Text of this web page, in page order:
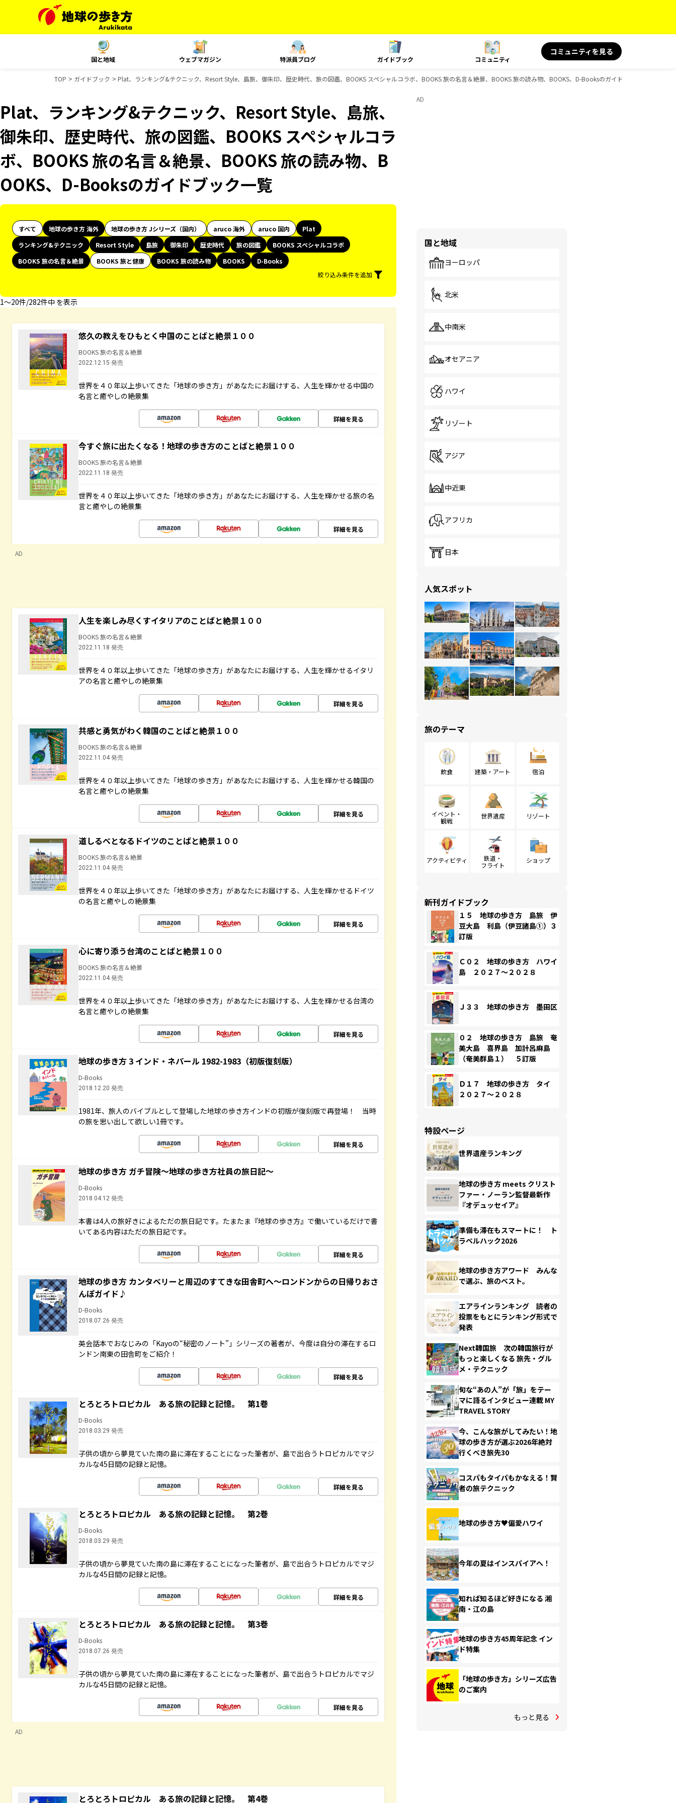
国と地域 ウェブマガジン 特派員ブログ ガイドブック コミュニティ
コミュニティを見る
TOP ガイドブック Plat、ランキング&テクニック、Resort Style、島旅、御朱印、歴史時代、旅の図鑑、BOOKS スペシャルコラボ、BOOKS 旅の名言＆絶景、BOOKS 旅の読み物、BOOKS、D-Booksのガイドブック一覧
Plat、ランキング&テクニック、Resort Style、島旅、
御朱印、歴史時代、旅の図鑑、BOOKS スペシャルコラ
ボ、BOOKS 旅の名言＆絶景、BOOKS 旅の読み物、B
OOKS、D-Booksのガイドブック一覧
すべて 地球の歩き方 海外 地球の歩き方 Jシリーズ（国内） aruco 海外 aruco 国内
Plat
ランキング&テクニック
Resort Style 島旅 御朱印 歴史時代 旅の図鑑
BOOKS スペシャルコラボ
BOOKS 旅の名言＆絶景
BOOKS 旅と健康 BOOKS 旅の読み物 BOOKS
D-Books
絞り込み条件を追加
1〜20件/282件中 を表示
悠久の教えをひもとく中国のことばと絶景１００
BOOKS 旅の名言＆絶景
2022.12.15 発売
世界を４０年以上歩いてきた「地球の歩き方」があなたにお届けする、人生を輝かせる中国の
名言と癒やしの絶景集
詳細を見る
今すぐ旅に出たくなる！地球の歩き方のことばと絶景１００
BOOKS 旅の名言＆絶景
2022.11.18 発売
世界を４０年以上歩いてきた「地球の歩き方」があなたにお届けする、人生を輝かせる旅の名
言と癒やしの絶景集
詳細を見る
AD
人生を楽しみ尽くすイタリアのことばと絶景１００
BOOKS 旅の名言＆絶景
2022.11.18 発売
世界を４０年以上歩いてきた「地球の歩き方」があなたにお届けする、人生を輝かせるイタリ
アの名言と癒やしの絶景集
詳細を見る
共感と勇気がわく韓国のことばと絶景１００
BOOKS 旅の名言＆絶景
2022.11.04 発売
世界を４０年以上歩いてきた「地球の歩き方」があなたにお届けする、人生を輝かせる韓国の
名言と癒やしの絶景集
詳細を見る
道しるべとなるドイツのことばと絶景１００
BOOKS 旅の名言＆絶景
2022.11.04 発売
世界を４０年以上歩いてきた「地球の歩き方」があなたにお届けする、人生を輝かせるドイツ
の名言と癒やしの絶景集
詳細を見る
心に寄り添う台湾のことばと絶景１００
BOOKS 旅の名言＆絶景
2022.11.04 発売
世界を４０年以上歩いてきた「地球の歩き方」があなたにお届けする、人生を輝かせる台湾の
名言と癒やしの絶景集
詳細を見る
地球の歩き方 3 インド・ネパール 1982-1983（初版復刻版）
D-Books
2018.12.20 発売
1981年、旅人のバイブルとして登場した地球の歩き方インドの初版が復刻版で再登場！ 当時
の旅を思い出して欲しい1冊です。
詳細を見る
地球の歩き方 ガチ冒険～地球の歩き方社員の旅日記～
D-Books
2018.04.12 発売
本書は4人の旅好きによるただの旅日記です。たまたま『地球の歩き方』で働いているだけで書
いてある内容はただの旅日記です。
詳細を見る
地球の歩き方 カンタベリーと周辺のすてきな田舎町へ～ロンドンからの日帰りおさ
んぽガイド♪
D-Books
2018.07.26 発売
英会話本でおなじみの「Kayoの“秘密のノート”」シリーズの著者が、今度は自分の滞在するロ
ンドン南東の田舎町をご紹介！
詳細を見る
とろとろトロピカル ある旅の記録と記憶。 第1巻
D-Books
2018.03.29 発売
子供の頃から夢見ていた南の島に滞在することになった筆者が、島で出合うトロピカルでマジ
カルな45日間の記録と記憶。
詳細を見る
とろとろトロピカル ある旅の記録と記憶。 第2巻
D-Books
2018.03.29 発売
子供の頃から夢見ていた南の島に滞在することになった筆者が、島で出合うトロピカルでマジ
カルな45日間の記録と記憶。
詳細を見る
とろとろトロピカル ある旅の記録と記憶。 第3巻
D-Books
2018.07.26 発売
子供の頃から夢見ていた南の島に滞在することになった筆者が、島で出合うトロピカルでマジ
カルな45日間の記録と記憶。
詳細を見る
AD
とろとろトロピカル ある旅の記録と記憶。 第4巻
AD
国と地域
ヨーロッパ
北米
中南米
オセアニア
ハワイ
リゾート
アジア
中近東
アフリカ
日本
人気スポット
旅のテーマ
飲食 建築・アート 宿泊
イベント・
観戦
世界遺産 リゾート
アクティビティ
鉄道・
フライト
ショップ
新刊ガイドブック
１５ 地球の歩き方 島旅 伊
豆大島 利島（伊豆諸島①）３
訂版
Ｃ０２ 地球の歩き方 ハワイ
島 ２０２７～２０２８
Ｊ３３ 地球の歩き方 墨田区
０２ 地球の歩き方 島旅 奄
美大島 喜界島 加計呂麻島
（奄美群島１） ５訂版
Ｄ１７ 地球の歩き方 タイ
２０２７～２０２８
特設ページ
世界遺産ランキング
地球の歩き方 meets クリスト
ファー・ノーラン監督最新作
『オデュッセイア』
準備も滞在もスマートに！ ト
ラベルハック2026
地球の歩き方アワード みんな
で選ぶ、旅のベスト。
エアラインランキング 読者の
投票をもとにランキング形式で
発表
Next韓国旅 次の韓国旅行が
もっと楽しくなる 旅先・グル
メ・テクニック
旬な“あの人”が「旅」をテー
マに語るインタビュー連載 MY
TRAVEL STORY
今、こんな旅がしてみたい！地
球の歩き方が選ぶ2026年絶対
行くべき旅先30
コスパもタイパもかなえる！賢
者の旅テクニック
地球の歩き方♥偏愛ハワイ
今年の夏はインスパイアへ！
知れば知るほど好きになる 湘
南・江の島
地球の歩き方45周年記念 イン
ド特集
「地球の歩き方」シリーズ広告
のご案内
もっと見る